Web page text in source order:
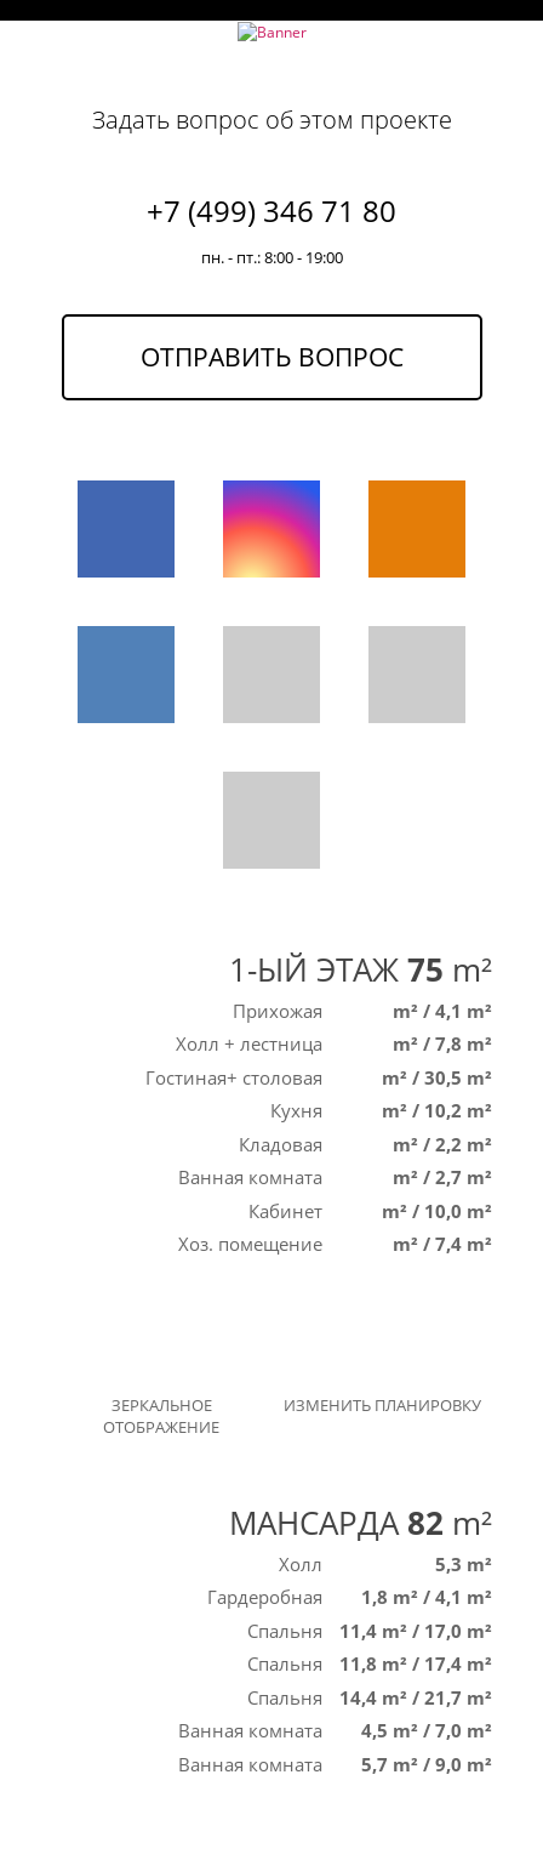
Задать вопрос об этом проекте
+7 (499) 346 71 80
пн. - пт.: 8:00 - 19:00
ОТПРАВИТЬ ВОПРОС
1-ЫЙ ЭТАЖ75 m²
Прихожая m² / 4,1 m²
Холл + лестница
m² / 7,8 m²
Гостиная+ столовая
m² / 30,5 m²
Кухня
m² / 10,2 m²
Кладовая
m² / 2,2 m²
Ванная комната
m² / 2,7 m²
Кабинет
m² / 10,0 m²
Хоз. помещение
m² / 7,4 m²
ЗЕРКАЛЬНОЕ
ОТОБРАЖЕНИЕ
ИЗМЕНИТЬ ПЛАНИРОВКУ
МАНСАРДА82 m²
Холл
5,3 m²
Гардеробная
1,8 m² / 4,1 m²
Спальня
11,4 m² / 17,0 m²
Спальня
11,8 m² / 17,4 m²
Спальня
14,4 m² / 21,7 m²
Ванная комната
4,5 m² / 7,0 m²
Ванная комната
5,7 m² / 9,0 m²